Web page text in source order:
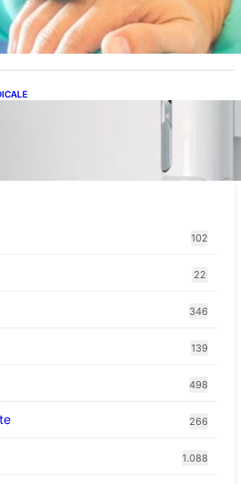
recuperare
Detectorilor de Mișcare: Ce
Știi Despre Tehnologia de
102
22
346
139
498
266
1.088